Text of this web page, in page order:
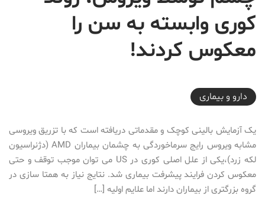
کوری وابسته به سن را
معکوس کردند!
2017-06-02T19:39:00+04:30
دارو‌ و بیماری
یک آزمایش بالینی کوچک و مقدماتی دریافته است که با تزریق ویروسی
مشابه ویروس رایج سرماخوردگی به چشمان بیماران AMD (دژنراسیون
لکه زرد)،یکی از علل اصلی کوری در US می توان موجب توقف و حتی
معکوس کردن فرایند پیشرفت بیماری شد. نتایج نیاز به همتا سازی در
گروه بزرگتری از بیماران دارند اما علایم اولیه […]